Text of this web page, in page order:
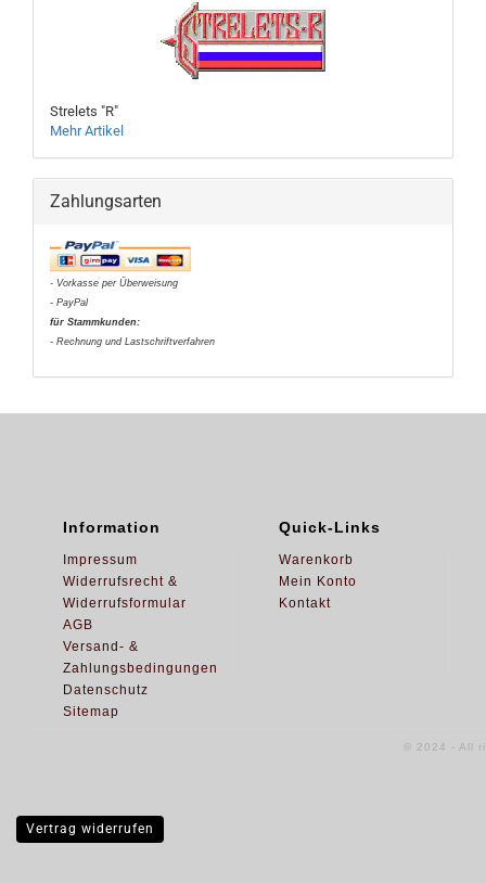
Strelets "R"
Mehr Artikel
Zahlungsarten
- Vorkasse per Überweisung
- PayPal
für Stammkunden:
- Rechnung und Lastschriftverfahren
Information
Impressum
Widerrufsrecht &
Widerrufsformular
AGB
Versand- &
Zahlungsbedingungen
Datenschutz
Sitemap
Quick-Links
Warenkorb
Mein Konto
Kontakt
© 2024 - All
Vertrag widerrufen